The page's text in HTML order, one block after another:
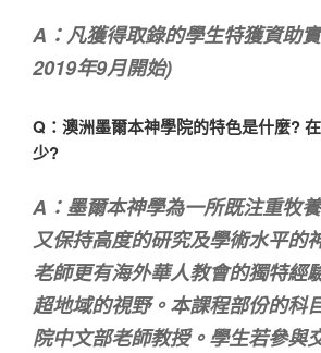
A：凡獲得取錄的學生特獲資助
2019年9月開始)
Q：澳洲墨爾本神學院的特色是什麼?
少?
A：墨爾本神學為一所既注重牧
又保持高度的研究及學術水平的
老師更有海外華人教會的獨特經
超地域的視野。本課程部份的科
院中文部老師教授。學生若參與